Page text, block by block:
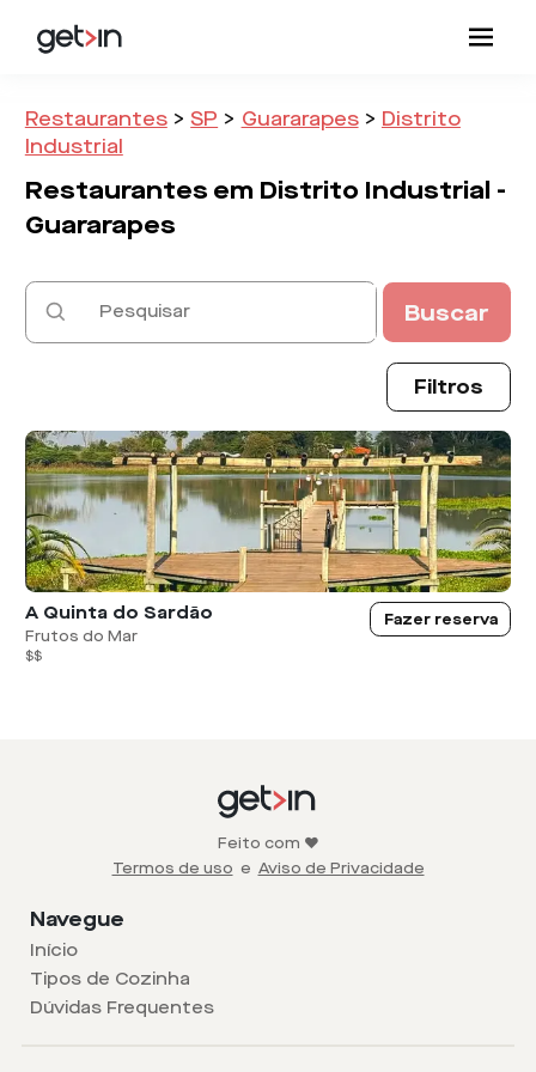
Restaurantes > SP > Guararapes > Distrito
Industrial
Restaurantes em Distrito Industrial -
Guararapes
Buscar
Filtros
A Quinta do Sardão
Frutos do Mar
$$
Fazer reserva
Feito com ❤️
Termos de uso e Aviso de Privacidade
Navegue
Início
Tipos de Cozinha
Dúvidas Frequentes